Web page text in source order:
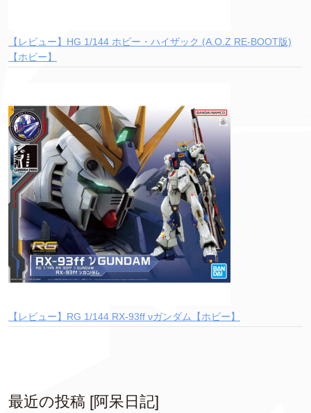
【レビュー】HG 1/144 ホビー・ハイザック (A.O.Z RE-BOOT版)
【ホビー】
【レビュー】RG 1/144 RX-93ff νガンダム【ホビー】
最近の投稿 [阿呆日記]